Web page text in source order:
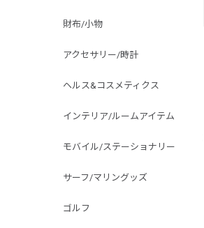
財布/小物
アクセサリー/時計
ヘルス&コスメティクス
インテリア/ルームアイテム
モバイル/ステーショナリー
サーフ/マリングッズ
ゴルフ